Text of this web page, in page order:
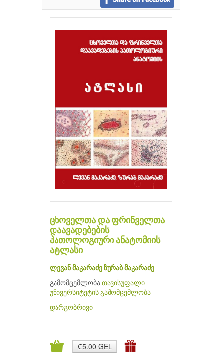
ცხოველთა და ფრინველთა
დაავადებების
პათოლოგიური ანატომიის
ატლასი
ლევან მაკარაძე ზურაბ მაკარაძე
გამომცემლობა თავისუფალი
უნივერსიტეტის გამომცემლობა
დარგობრივი
₾5.00 GEL